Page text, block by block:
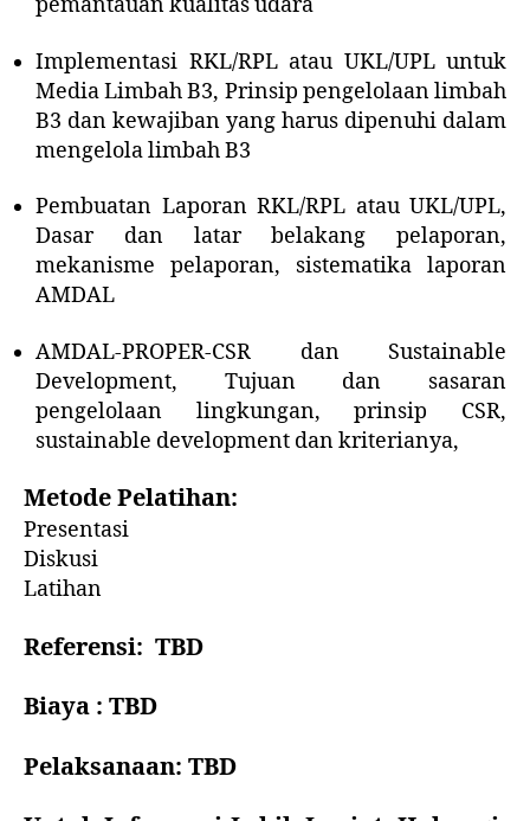
Implementasi RKL/RPL atau UKL/UPL untuk
Media Limbah B3, Prinsip pengelolaan limbah
B3 dan kewajiban yang harus dipenuhi dalam
mengelola limbah B3
Pembuatan Laporan RKL/RPL atau UKL/UPL,
Dasar dan latar belakang pelaporan,
mekanisme pelaporan, sistematika laporan
AMDAL
AMDAL-PROPER-CSR dan Sustainable
Development, Tujuan dan sasaran
pengelolaan lingkungan, prinsip CSR,
sustainable development dan kriterianya,
Metode Pelatihan:
Presentasi
Diskusi
Latihan
Referensi: TBD
Biaya : TBD
Pelaksanaan: TBD